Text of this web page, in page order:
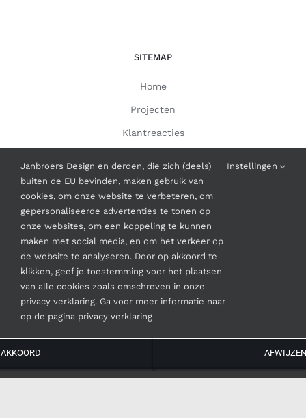
SITEMAP
Home
Projecten
Klantreacties
INFORMATIE
Algemene Voorwaarden
© Copyright 2026 | Janbroers Design
Janbroers Design en derden, die zich (deels)
buiten de EU bevinden, maken gebruik van
cookies, om onze website te verbeteren, om
gepersonaliseerde advertenties te tonen op
onze websites, om een koppeling te kunnen
maken met social media, en om het verkeer op
de website te analyseren. Door op akkoord te
klikken, geef je toestemming voor het plaatsen
van alle cookies zoals omschreven in onze
privacy verklaring. Ga voor meer informatie naar
op de pagina privacy verklaring
Instellingen
AKKOORD AFWIJZEN